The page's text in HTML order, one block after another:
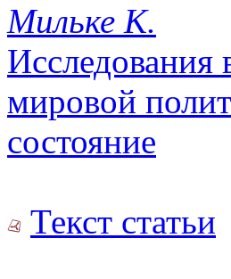
Мильке К.
мировой
состояние
Текст статьи